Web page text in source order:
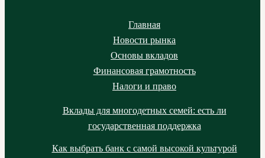
Главная
Новости рынка
Основы вкладов
Финансовая грамотность
Налоги и право
Вклады для многодетных семей: есть ли
государственная поддержка
Как выбрать банк с самой высокой культурой